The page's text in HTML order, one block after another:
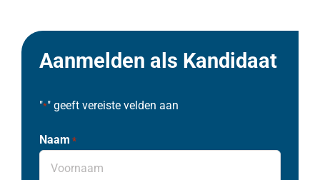
Aanmelden als Kandidaat
"*" geeft vereiste velden aan
Naam *